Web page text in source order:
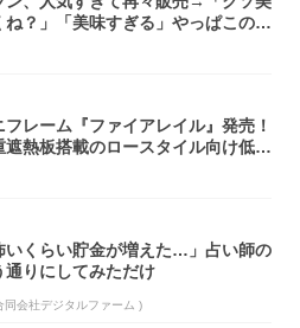
ね？」「美味すぎる」やっぱこのク
フレーム『ファイアレイル』発売！
遮熱板搭載のロースタイル向け低型
いくらい貯金が増えた…」占い師の
通りにしてみただけ
同会社デジタルファーム )